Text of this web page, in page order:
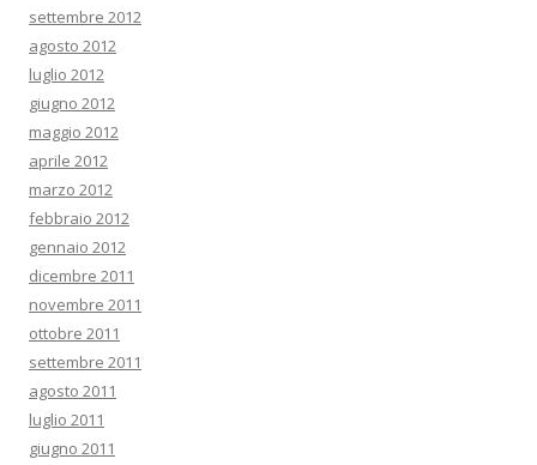
settembre 2012
agosto 2012
luglio 2012
giugno 2012
maggio 2012
aprile 2012
marzo 2012
febbraio 2012
gennaio 2012
dicembre 2011
novembre 2011
ottobre 2011
settembre 2011
agosto 2011
luglio 2011
giugno 2011